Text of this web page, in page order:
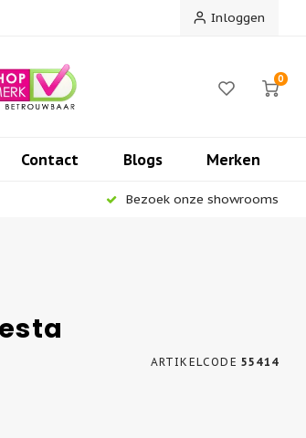
Inloggen
0
Contact Blogs Merken
Bezoek onze showrooms
ARTIKELCODE 55414